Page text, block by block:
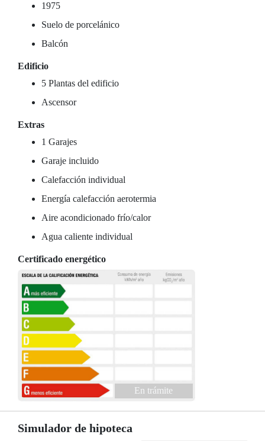
1975
Suelo de porcelánico
Balcón
Edificio
5 Plantas del edificio
Ascensor
Extras
1 Garajes
Garaje incluido
Calefacción individual
Energía calefacción aerotermia
Aire acondicionado frío/calor
Agua caliente individual
Certificado energético
En trámite
Simulador de hipoteca